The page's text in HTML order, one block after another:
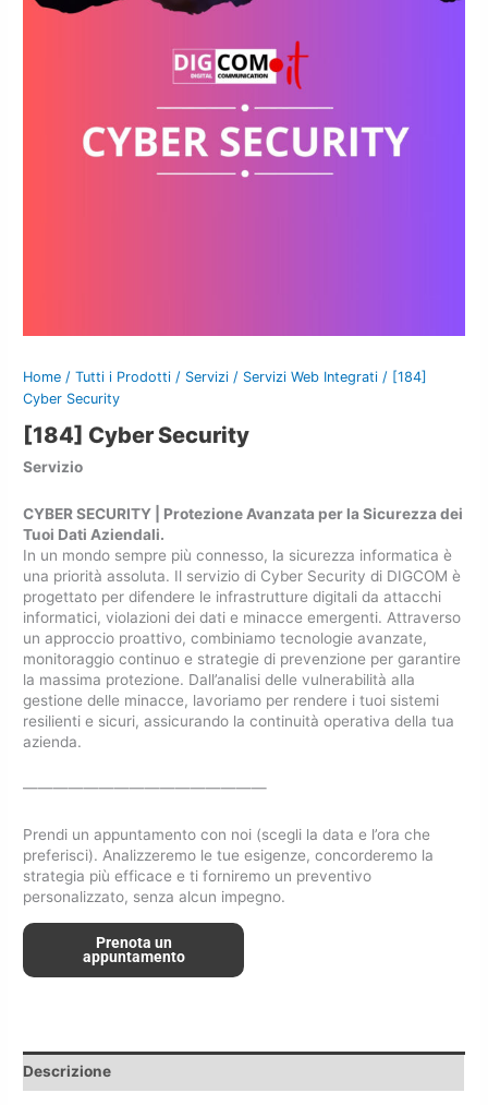
Home /Tutti i Prodotti / Servizi / Servizi Web Integrati / [184]
Cyber Security
[184] Cyber Security
Servizio
CYBER SECURITY | Protezione Avanzata per la Sicurezza dei
Tuoi Dati Aziendali.
In un mondo sempre più connesso, la sicurezza informatica è
una priorità assoluta. Il servizio di Cyber Security di DIGCOM è
progettato per difendere le infrastrutture digitali da attacchi
informatici, violazioni dei dati e minacce emergenti. Attraverso
un approccio proattivo, combiniamo tecnologie avanzate,
monitoraggio continuo e strategie di prevenzione per garantire
la massima protezione. Dall’analisi delle vulnerabilità alla
gestione delle minacce, lavoriamo per rendere i tuoi sistemi
resilienti e sicuri, assicurando la continuità operativa della tua
azienda.
————————————————
Prendi un appuntamento con noi (scegli la data e l’ora che
preferisci). Analizzeremo le tue esigenze, concorderemo la
strategia più efficace e ti forniremo un preventivo
personalizzato, senza alcun impegno.
Prenota un
appuntamento
Descrizione